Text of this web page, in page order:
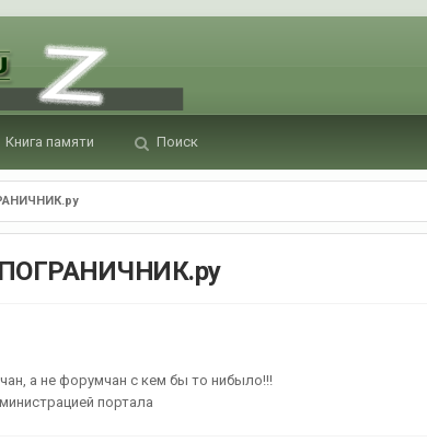
Книга памяти Поиск
а не форумчан с кем бы то нибыло!!!
портала